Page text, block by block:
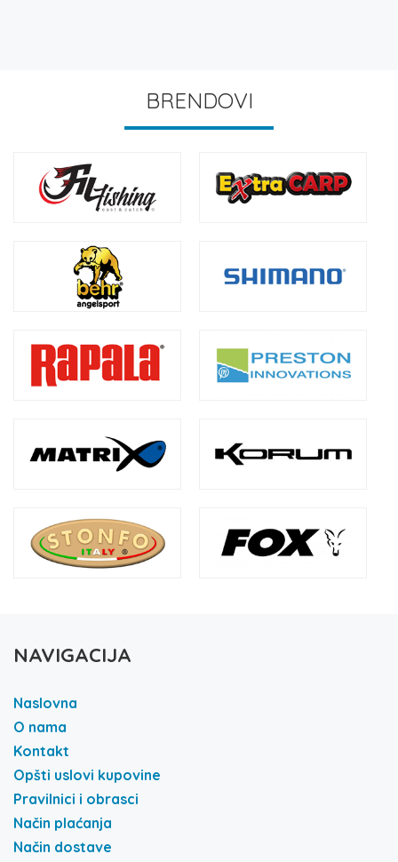
BRENDOVI
NAVIGACIJA
Naslovna
O nama
Kontakt
Opšti uslovi kupovine
Pravilnici i obrasci
Način plaćanja
Način dostave